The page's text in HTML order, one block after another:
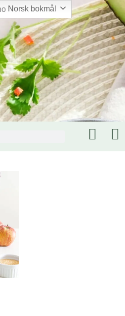
Norsk bokmål